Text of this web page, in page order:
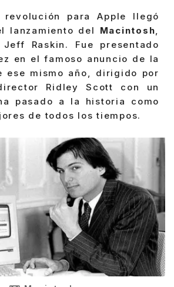
revolución para Apple llegó
lanzamiento del Macintosh
Raskin. Fue presentado
en el famoso anuncio de la
ese mismo año, dirigido por
Ridley Scott con un
pasado a la historia como
de todos los tiempos.